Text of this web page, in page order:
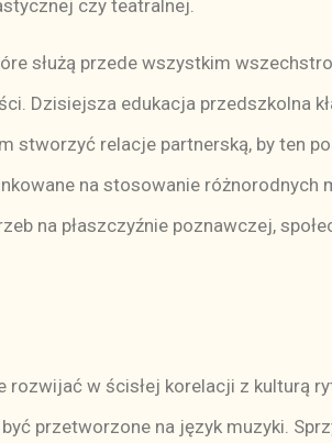
czy teatralnej.
przede wszystkim
Dzisiejsza edukacja przedszkolna
stworzyć relacje partnerską, by ten
na stosowanie różnorodnych
na płaszczyźnie poznawczej,
w ścisłej korelacji z kulturą
przetworzone na język muzyki.